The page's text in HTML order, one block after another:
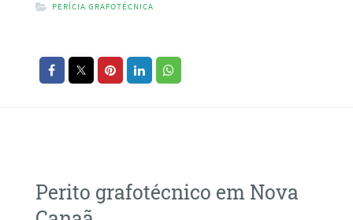
PERÍCIA GRAFOTÉCNICA
Perito grafotécnico em Nova